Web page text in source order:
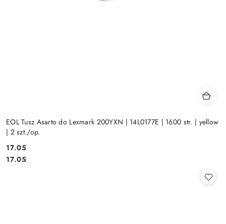
EOL Tusz Asarto do Lexmark 200YXN | 14L0177E | 1600 str. | yellow
| 2 szt./op.
Cena:
17.05
Cena:
17.05